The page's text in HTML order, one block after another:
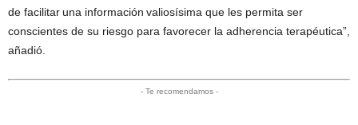
de facilitar una información valiosísima que les permita ser
conscientes de su riesgo para favorecer la adherencia terapéutica”,
añadió.
- Te recomendamos -